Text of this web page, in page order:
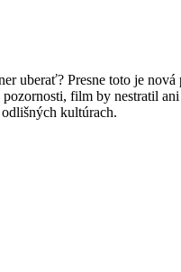
uberať? Presne toto je
film by nestratil
kultúrach.